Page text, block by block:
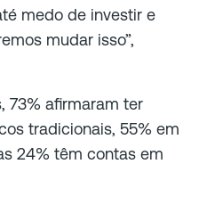
medo de investir e
mudar isso”,
73% afirmaram ter
tradicionais, 55% em
24% têm contas em